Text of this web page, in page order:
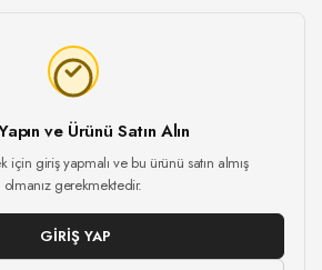
ve Ürünü Satın Alın
için giriş yapmalı ve bu ürünü satın almış
olmanız gerekmektedir.
GIRIŞ YAP